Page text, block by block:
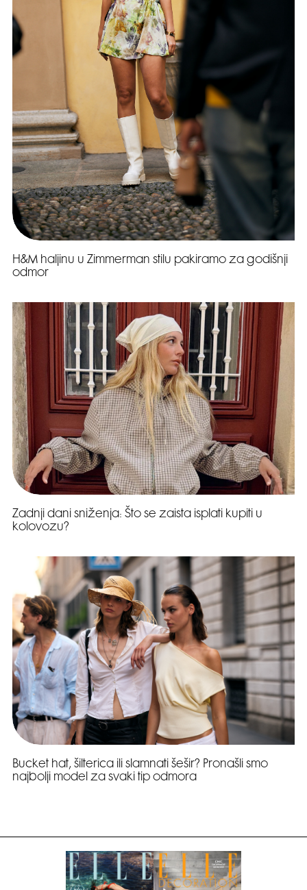
H&M haljinu u Zimmerman stilu pakiramo za godišnji
odmor
Zadnji dani sniženja: Što se zaista isplati kupiti u
kolovozu?
Bucket hat, šilterica ili slamnati šešir? Pronašli smo
najbolji model za svaki tip odmora